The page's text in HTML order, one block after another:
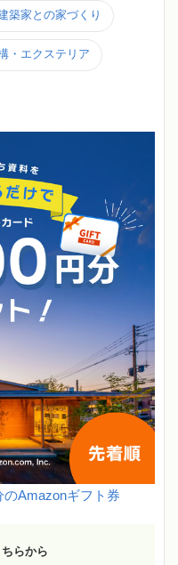
築家との家づくり
・エクステリア
のAmazonギフト券
らから